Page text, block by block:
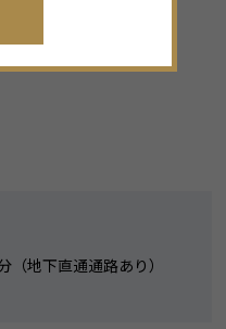
地下直通通路あり）